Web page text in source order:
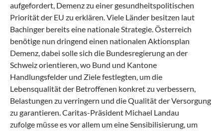
aufgefordert, Demenz zu einer gesundheitspolitischen
Priorität der EU zu erklären. Viele Länder besitzen laut
Bachinger bereits eine nationale Strategie. Österreich
benötige nun dringend einen nationalen Aktionsplan
Demenz, dabei solle sich die Bundesregierung an der
Schweiz orientieren, wo Bund und Kantone
Handlungsfelder und Ziele festlegten, um die
Lebensqualität der Betroffenen konkret zu verbessern,
Belastungen zu verringern und die Qualität der Versorgung
zu garantieren. Caritas-Präsident Michael Landau
zufolge müsse es vor allem um eine Sensibilisierung, um